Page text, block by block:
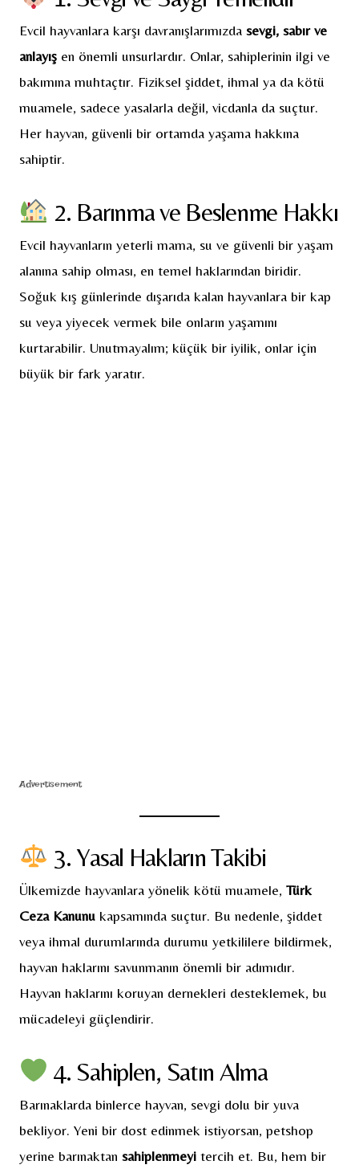
Evcil hayvanlara karşı davranışlarımızda sevgi, sabır ve
anlayış en önemli unsurlardır. Onlar, sahiplerinin ilgi ve
bakımına muhtaçtır. Fiziksel şiddet, ihmal ya da kötü
muamele, sadece yasalarla değil, vicdanla da suçtur.
Her hayvan, güvenli bir ortamda yaşama hakkına
sahiptir.
2. Barınma ve Beslenme Hakkı
Evcil hayvanların yeterli mama, su ve güvenli bir yaşam
alanına sahip olması, en temel haklarından biridir.
Soğuk kış günlerinde dışarıda kalan hayvanlara bir kap
su veya yiyecek vermek bile onların yaşamını
kurtarabilir. Unutmayalım; küçük bir iyilik, onlar için
büyük bir fark yaratır.
Advertisement
3. Yasal Hakların Takibi
Ülkemizde hayvanlara yönelik kötü muamele, Türk
Ceza Kanunu kapsamında suçtur. Bu nedenle, şiddet
veya ihmal durumlarında durumu yetkililere bildirmek,
hayvan haklarını savunmanın önemli bir adımıdır.
Hayvan haklarını koruyan dernekleri desteklemek, bu
mücadeleyi güçlendirir.
4. Sahiplen, Satın Alma
Barınaklarda binlerce hayvan, sevgi dolu bir yuva
bekliyor. Yeni bir dost edinmek istiyorsan, petshop
yerine barınaktan sahiplenmeyi tercih et. Bu, hem bir